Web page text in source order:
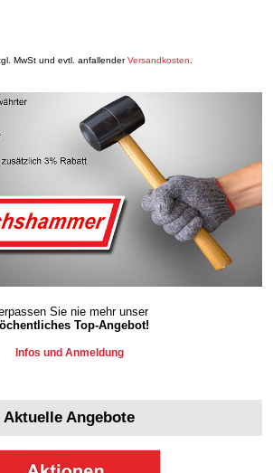
MwSt und evtl. anfallenderVersandkosten.
Sie nie mehr unser
Top-Angebot!
Infos und Anmeldung
Aktuelle Angebote